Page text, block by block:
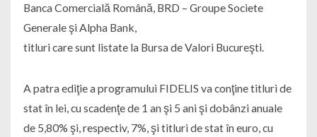
Banca Comercială Română, BRD – Groupe Societe
Generale şi Alpha Bank,
titluri care sunt listate la Bursa de Valori Bucureşti.
A patra ediţie a programului FIDELIS va conţine titluri de
stat în lei, cu scadenţe de 1 an şi 5 ani şi dobânzi anuale
de 5,80% şi, respectiv, 7%, şi titluri de stat în euro, cu